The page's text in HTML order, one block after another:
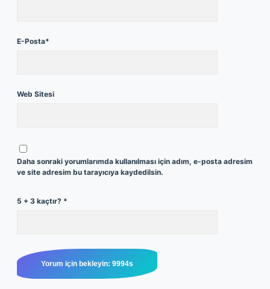
E-Posta*
Web Sitesi
Daha sonraki yorumlarımda kullanılması için adım, e-posta adresim
ve site adresim bu tarayıcıya kaydedilsin.
5 + 3 kaçtır? *